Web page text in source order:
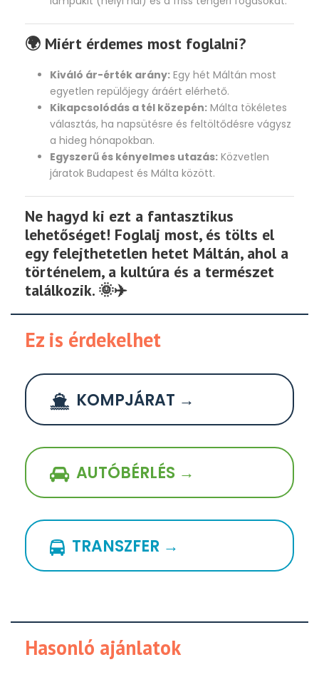
🌍 Miért érdemes most foglalni?
Kiváló ár-érték arány: Egy hét Máltán most
egyetlen repülőjegy áráért elérhető.
Kikapcsolódás a tél közepén: Málta tökéletes
választás, ha napsütésre és feltöltődésre vágysz
a hideg hónapokban.
Egyszerű és kényelmes utazás: Közvetlen
járatok Budapest és Málta között.
Ne hagyd ki ezt a fantasztikus
lehetőséget! Foglalj most, és tölts el
egy felejthetetlen hetet Máltán, ahol a
történelem, a kultúra és a természet
találkozik.🌞✈️
Ez is érdekelhet
KOMPJÁRAT →
AUTÓBÉRLÉS →
TRANSZFER →
Hasonló ajánlatok